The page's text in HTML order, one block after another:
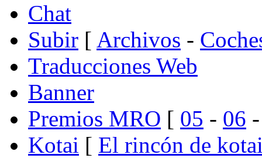
Chat
Subir [ Archivos -
Traducciones Web
Banner
Premios MRO [ 05 - 06
Kotai [ El rincón de